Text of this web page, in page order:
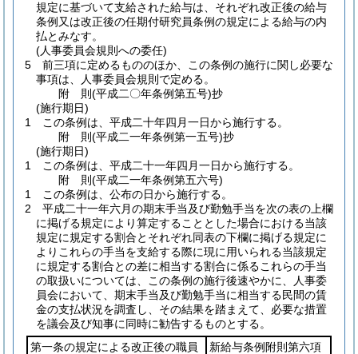
規定に基づいて支給された給与は、それぞれ改正後の給与
条例又は改正後の任期付研究員条例の規定による給与の内
払とみなす。
(人事委員会規則への委任)
5
前三項に定めるもののほか、この条例の施行に関し必要な
事項は、人事委員会規則で定める。
附 則(平成二〇年条例第五号)抄
(施行期日)
1
この条例は、平成二十年四月一日から施行する。
附 則(平成二一年条例第一五号)抄
(施行期日)
1
この条例は、平成二十一年四月一日から施行する。
附 則(平成二一年条例第五六号)
1
この条例は、公布の日から施行する。
2
平成二十一年六月の期末手当及び勤勉手当を次の表の上欄
に掲げる規定により算定することとした場合における当該
規定に規定する割合とそれぞれ同表の下欄に掲げる規定に
よりこれらの手当を支給する際に現に用いられる当該規定
に規定する割合との差に相当する割合に係るこれらの手当
の取扱いについては、この条例の施行後速やかに、人事委
員会において、期末手当及び勤勉手当に相当する民間の賃
金の支払状況を調査し、その結果を踏まえて、必要な措置
を議会及び知事に同時に勧告するものとする。
第一条の規定による改正後の職員
新給与条例附則第六項